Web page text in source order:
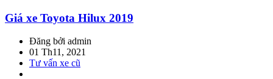
Giá xe Toyota Hilux 2019
Đăng bởi admin
01 Th11, 2021
Tư vấn xe cũ